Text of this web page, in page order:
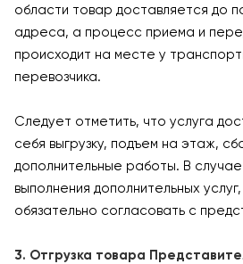
области товар доставляется до
адреса, а процесс приема и
происходит на месте у
перевозчика.
Следует отметить, что услуга
себя выгрузку, подъем на этаж,
дополнительные работы. В
выполнения дополнительных
обязательно согласовать с
3. Отгрузка товара